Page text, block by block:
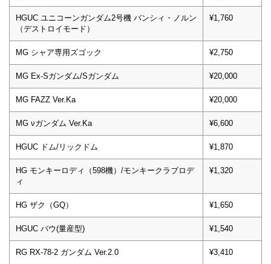
HGUC ユニコーンガンダム2号機 バンシィ・ノルン
（デストロイモード）
¥1,760
MG シャア専用ズゴック ¥2,750
MG Ex-Sガンダム/Sガンダム ¥20,000
MG FAZZ Ver.Ka ¥20,000
MG νガンダム Ver.Ka ¥6,600
HGUC ドム/リックドム ¥1,870
HG モンキーロディ（598機）/モンキークラブロデ
ィ
¥1,320
HG ザク（GQ） ¥1,650
HGUC バウ(量産型) ¥1,540
RG RX-78-2 ガンダム Ver.2.0 ¥3,410